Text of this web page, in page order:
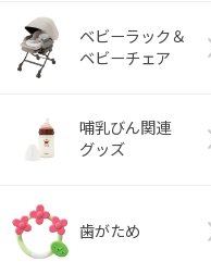
ベビーラック＆
ベビーチェア
哺乳びん関連
グッズ
歯がため